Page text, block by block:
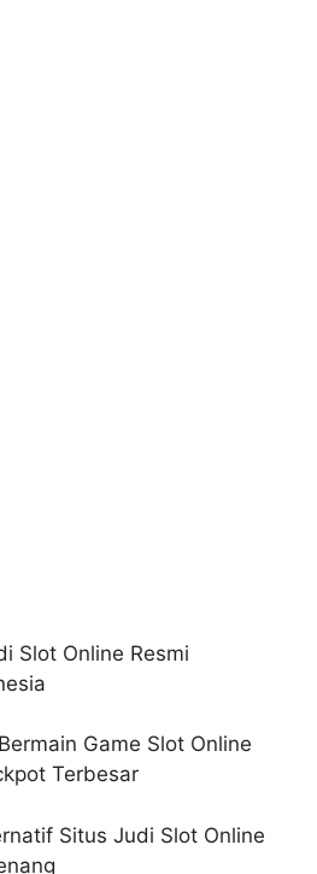
Slot Online Resmi
Game Slot Online
Terbesar
Situs Judi Slot Online